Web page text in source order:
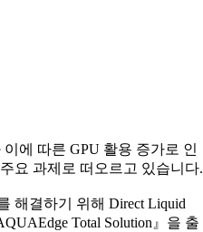
에 따른 GPU 활용 증가로 인
요 과제로 떠오르고 있습니다.
해결하기 위해 Direct Liquid
Total Solution』을 출